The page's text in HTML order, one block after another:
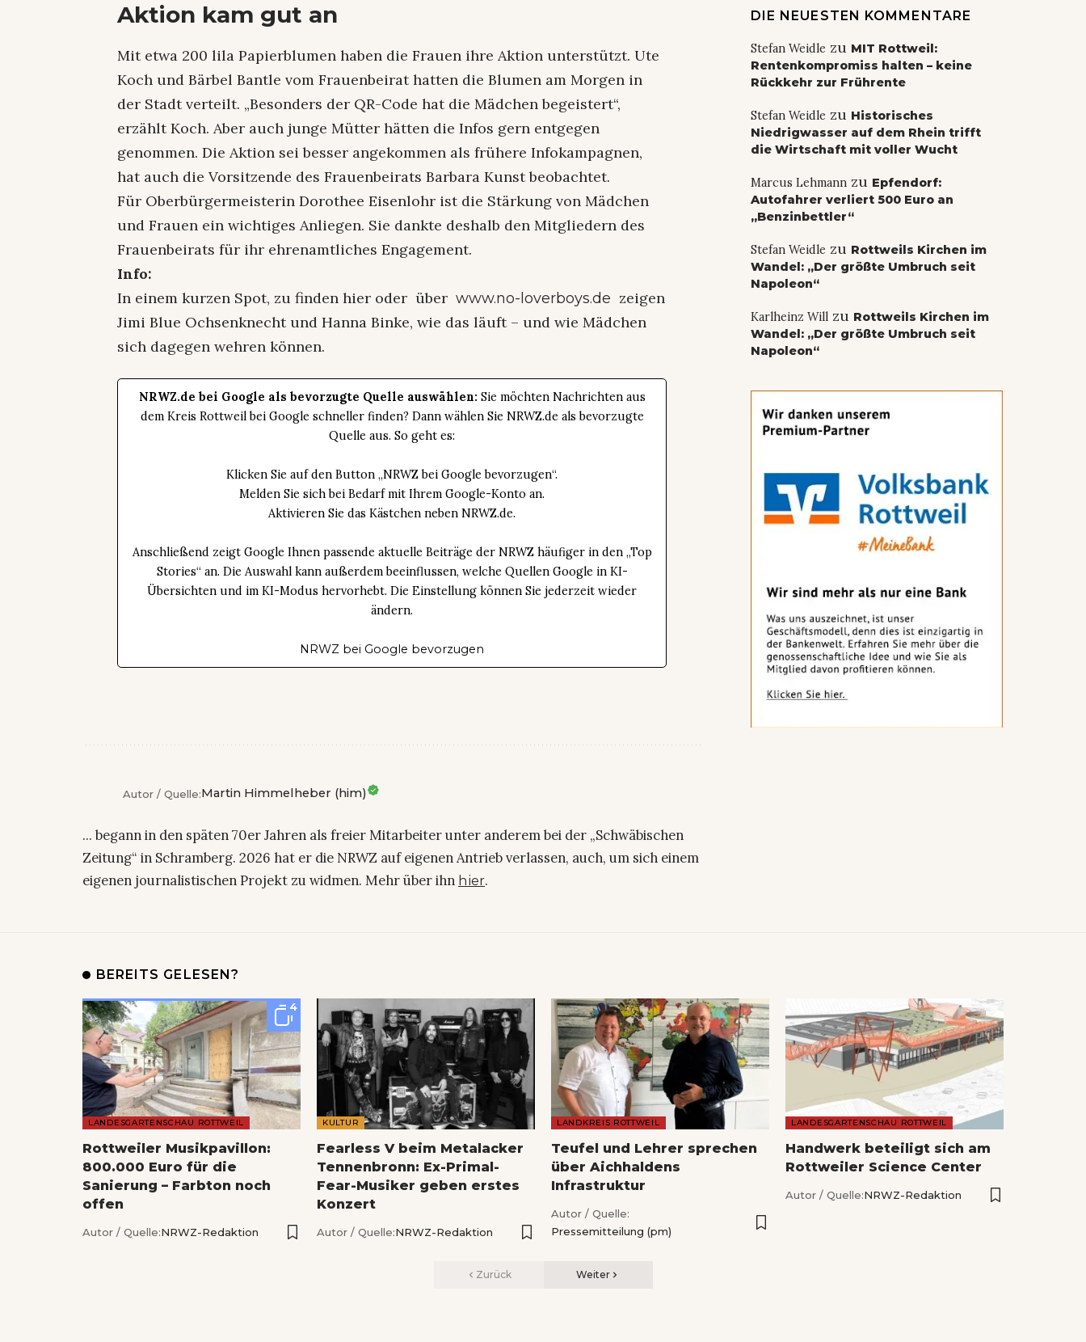
Aktion kam gut an
Mit etwa 200 lila Papierblumen haben die Frauen ihre Aktion unterstützt. Ute
Koch und Bärbel Bantle vom Frauenbeirat hatten die Blumen am Morgen in
der Stadt verteilt. „Besonders der QR-Code hat die Mädchen begeistert“,
erzählt Koch. Aber auch junge Mütter hätten die Infos gern entgegen
genommen. Die Aktion sei besser angekommen als frühere Infokampagnen,
hat auch die Vorsitzende des Frauenbeirats Barbara Kunst beobachtet.
Für Oberbürgermeisterin Dorothee Eisenlohr ist die Stärkung von Mädchen
und Frauen ein wichtiges Anliegen. Sie dankte deshalb den Mitgliedern des
Frauenbeirats für ihr ehrenamtliches Engagement.
Info:
In einem kurzen Spot, zu finden hier oder überwww.no-loverboys.de zeigen
Jimi Blue Ochsenknecht und Hanna Binke, wie das läuft – und wie Mädchen
sich dagegen wehren können.
NRWZ.de bei Google als bevorzugte Quelle auswählen: Sie möchten Nachrichten aus
dem Kreis Rottweil bei Google schneller finden? Dann wählen Sie NRWZ.de als bevorzugte
Quelle aus. So geht es:
Klicken Sie auf den Button „NRWZ bei Google bevorzugen“.
Melden Sie sich bei Bedarf mit Ihrem Google-Konto an.
Aktivieren Sie das Kästchen neben NRWZ.de.
Anschließend zeigt Google Ihnen passende aktuelle Beiträge der NRWZ häufiger in den „Top
Stories“ an. Die Auswahl kann außerdem beeinflussen, welche Quellen Google in KI-
Übersichten und im KI-Modus hervorhebt. Die Einstellung können Sie jederzeit wieder
ändern.
NRWZ bei Google bevorzugen
Autor / Quelle:Martin Himmelheber (him)
... begann in den späten 70er Jahren als freier Mitarbeiter unter anderem bei der „Schwäbischen
Zeitung“ in Schramberg. 2026 hat er die NRWZ auf eigenen Antrieb verlassen, auch, um sich einem
eigenen journalistischen Projekt zu widmen. Mehr über ihn hier.
DIE NEUESTEN KOMMENTARE
Stefan Weidle zu MIT Rottweil:
Rentenkompromiss halten – keine
Rückkehr zur Frührente
Stefan Weidle zu Historisches
Niedrigwasser auf dem Rhein trifft
die Wirtschaft mit voller Wucht
Marcus Lehmannzu Epfendorf:
Autofahrer verliert 500 Euro an
„Benzinbettler“
Stefan Weidle zu Rottweils Kirchen im
Wandel: „Der größte Umbruch seit
Napoleon“
Karlheinz Willzu Rottweils Kirchen im
Wandel: „Der größte Umbruch seit
Napoleon“
BEREITS GELESEN?
4
LANDESGARTENSCHAU ROTTWEIL
Rottweiler Musikpavillon:
800.000 Euro für die
Sanierung – Farbton noch
offen
Autor / Quelle:NRWZ-Redaktion
KULTUR
Fearless V beim Metalacker
Tennenbronn: Ex-Primal-
Fear-Musiker geben erstes
Konzert
Autor / Quelle:NRWZ-Redaktion
LANDKREIS ROTTWEIL
Teufel und Lehrer sprechen
über Aichhaldens
Infrastruktur
Autor / Quelle:
Pressemitteilung (pm)
LANDESGARTENSCHAU ROTTWEIL
Handwerk beteiligt sich am
Rottweiler Science Center
Autor / Quelle:NRWZ-Redaktion
Zurück Weiter